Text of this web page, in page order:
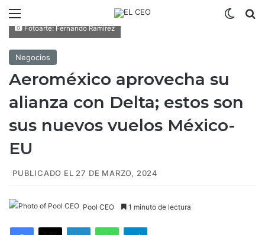
Fotoarte: Fernando Ramírez
Negocios
Aeroméxico aprovecha su
alianza con Delta; estos son
sus nuevos vuelos México-
EU
PUBLICADO EL 27 DE MARZO, 2024
Pool CEO 1 minuto de lectura